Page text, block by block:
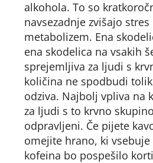
alkohola. To so
navsezadnje zvišajo
metabolizem. Ena
ena skodelica na vsakih
sprejemljiva za ljudi s
količina ne spodbudi
odziva. Najbolj vpliva na
za ljudi s to krvno
odpravljeni. Če pijete
omejite hrano, ki vsebuje
kofeina bo pospešilo